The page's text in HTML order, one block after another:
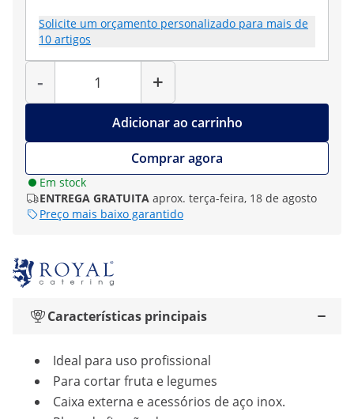
Solicite um orçamento personalizado para mais de
10 artigos
-
Quantidade
+
Adicionar ao carrinho
Comprar agora
Em stock
ENTREGA GRATUITA aprox. terça-feira, 18 de agosto
Preço mais baixo garantido
Características principais
Ideal para uso profissional
Para cortar fruta e legumes
Caixa externa e acessórios de aço inox.